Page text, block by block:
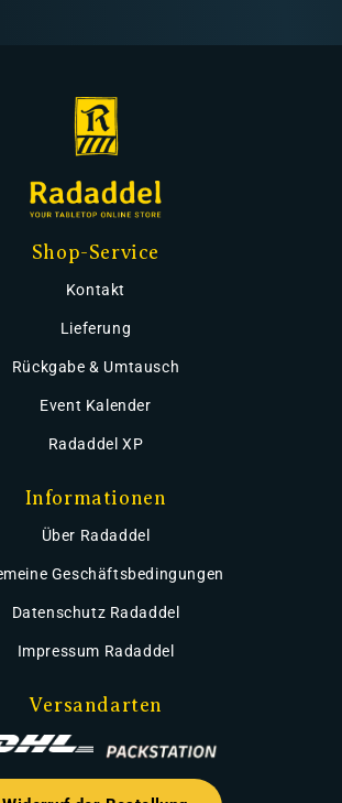
Shop-Service
Kontakt
Lieferung
Rückgabe & Umtausch
Event Kalender
Radaddel XP
Informationen
Über Radaddel
Geschäftsbedingungen
Datenschutz Radaddel
Impressum Radaddel
Versandarten